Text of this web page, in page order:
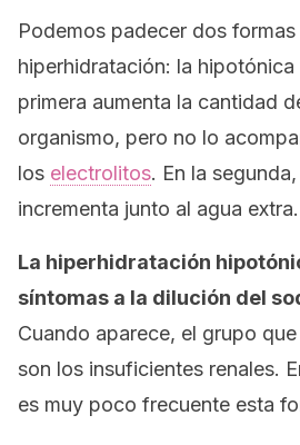
Podemos padecer dos formas
hiperhidratación: la
primera aumenta la cantidad
organismo, pero no lo
los electrolitos. En la
incrementa junto al agua extra.
La hiperhidratación
síntomas a la dilución del
Cuando aparece, el grupo
son los insuficientes renales.
es muy poco frecuente esta